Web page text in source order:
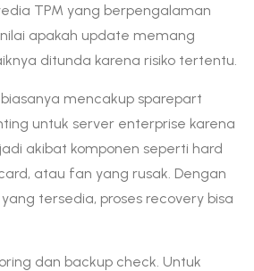
TPM yang berpengalaman
apakah update memang
ditunda karena risiko tertentu.
mencakup sparepart
untuk server enterprise karena
akibat komponen seperti hard
card, atau fan yang rusak. Dengan
tersedia, proses recovery bisa
dan backup check. Untuk